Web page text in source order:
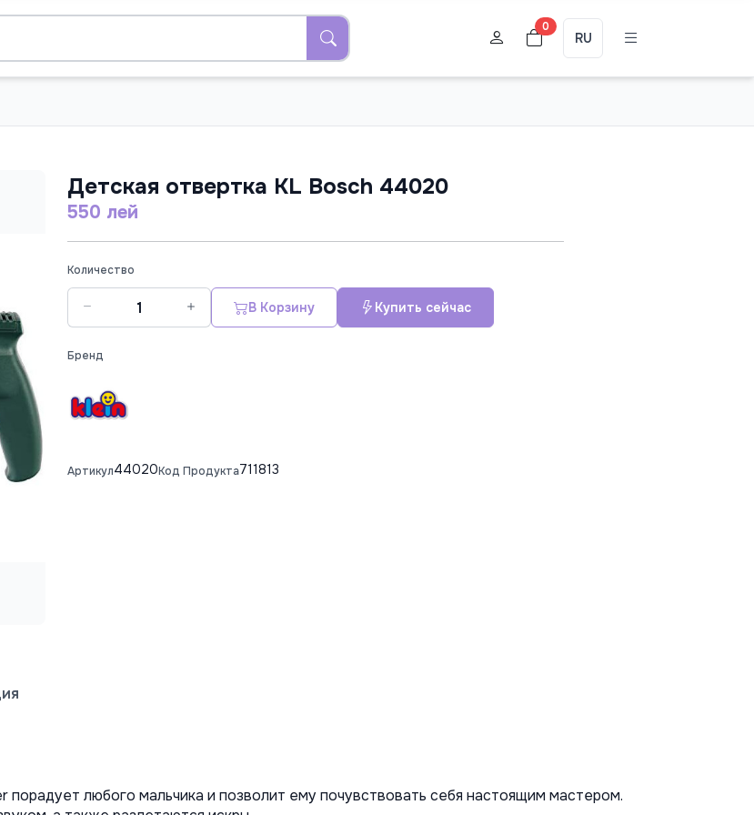
0
RU
Детская отвертка KL Bosch 44020
550 лей
Количество
В Корзину Купить сейчас
Бренд
Артикул44020Код Продукта711813
любого мальчика и позволит ему почувствовать себя настоящим мастером.